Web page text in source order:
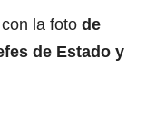
la foto de
de Estado y